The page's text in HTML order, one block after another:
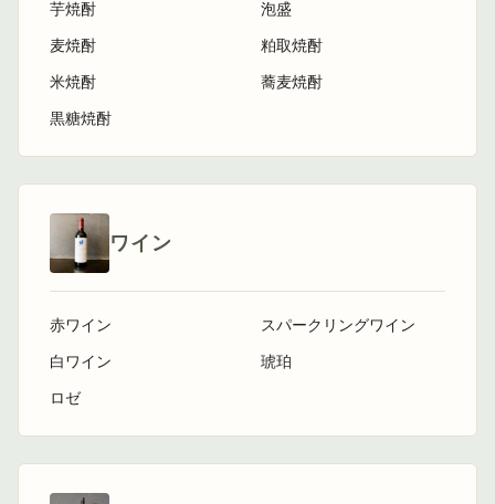
芋焼酎
麦焼酎
米焼酎
黒糖焼酎
泡盛
粕取焼酎
蕎麦焼酎
ワイン
赤ワイン
白ワイン
ロゼ
スパークリングワイン
琥珀